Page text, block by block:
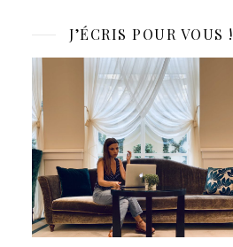
J’ÉCRIS POUR VOUS !